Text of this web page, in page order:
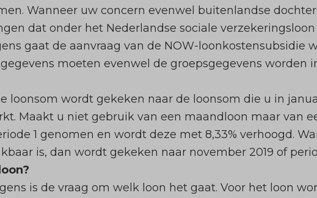
Wanneer uw concern evenwel buitenlandse
dat onder het Nederlandse sociale
gaat de aanvraag van de NOW-loonkostensubsidie
moeten evenwel de groepsgegevens worden
loonsom wordt gekeken naar de loonsom die u in
Maakt u niet gebruik van een maandloon maar van
1 genomen en wordt deze met 8,33% verhoogd.
is, dan wordt gekeken naar november 2019 of
is de vraag om welk loon het gaat. Voor het loon